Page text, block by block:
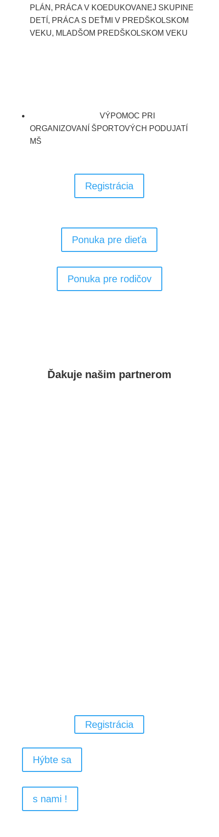
PLÁN, PRÁCA V KOEDUKOVANEJ SKUPINE
DETÍ, PRÁCA S DEŤMI V PREDŠKOLSKOM
VEKU, MLADŠOM PREDŠKOLSKOM VEKU
VÝPOMOC PRI
ORGANIZOVANÍ ŠPORTOVÝCH PODUJATÍ
MŠ
Registrácia
Ponuka pre dieťa
Ponuka pre rodičov
Ďakuje našim partnerom
Registrácia
Hýbte sa
s nami !